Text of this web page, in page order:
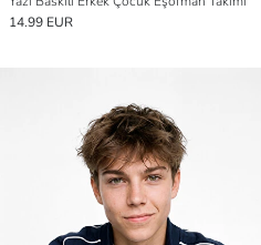
14.99 EUR